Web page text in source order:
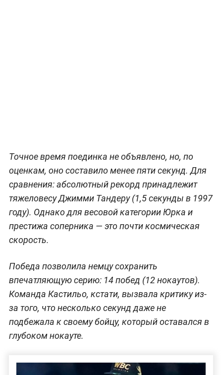
Точное время поединка не объявлено, но, по
оценкам, оно составило менее пяти секунд. Для
сравнения: абсолютный рекорд принадлежит
тяжеловесу Джимми Тандеру (1,5 секунды в 1997
году). Однако для весовой категории Юрка и
престижа соперника — это почти космическая
скорость.
Победа позволила немцу сохранить
впечатляющую серию: 14 побед (12 нокаутов).
Команда Кастильо, кстати, вызвала критику из-
за того, что несколько секунд даже не
подбежала к своему бойцу, который оставался в
глубоком нокауте.